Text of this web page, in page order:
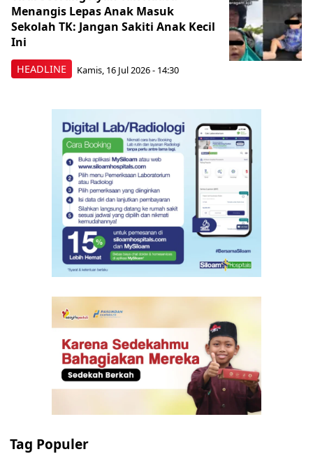
HEADLINE
Menangis Lepas Anak Masuk
Sekolah TK: Jangan Sakiti Anak Kecil
Ini
Kamis, 16 Jul 2026 - 14:30
Tag Populer